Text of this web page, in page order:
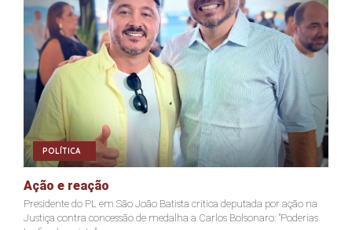
POLÍTICA
Ação e reação
Presidente do PL em São João Batista critica deputada por ação na
Justiça contra concessão de medalha a Carlos Bolsonaro: "Poderias